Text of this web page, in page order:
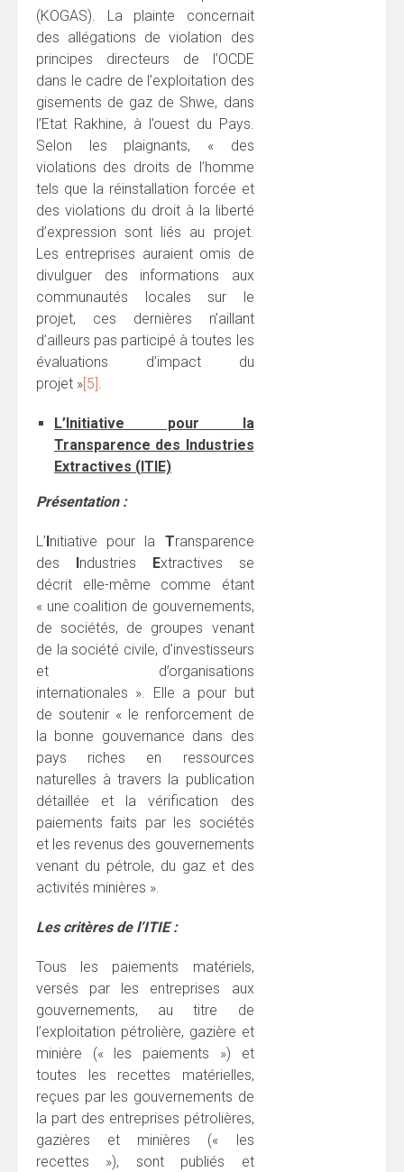
(KOGAS). La plainte concernait
des allégations de violation des
principes directeurs de l’OCDE
dans le cadre de l’exploitation des
gisements de gaz de Shwe, dans
l’Etat Rakhine, à l’ouest du Pays.
Selon les plaignants, « des
violations des droits de l’homme
tels que la réinstallation forcée et
des violations du droit à la liberté
d’expression sont liés au projet.
Les entreprises auraient omis de
divulguer des informations aux
communautés locales sur le
projet, ces dernières n’aillant
d’ailleurs pas participé à toutes les
évaluations d’impact du
projet »[5]
L’Initiative pour la
Transparence des Industries
Extractives (ITIE)
Présentation :
L’Initiative pour la Transparence
des Industries Extractives se
décrit elle-même comme étant
« une coalition de gouvernements,
de sociétés, de groupes venant
de la société civile, d’investisseurs
et d’organisations
internationales ». Elle a pour but
de soutenir « le renforcement de
la bonne gouvernance dans des
pays riches en ressources
naturelles à travers la publication
détaillée et la vérification des
paiements faits par les sociétés
et les revenus des gouvernements
venant du pétrole, du gaz et des
activités minières ».
Les critères de l’ITIE :
Tous les paiements matériels,
versés par les entreprises aux
gouvernements, au titre de
l’exploitation pétrolière, gazière et
minière (« les paiements ») et
toutes les recettes matérielles,
reçues par les gouvernements de
la part des entreprises pétrolières,
gazières et minières (« les
recettes »), sont publiés et